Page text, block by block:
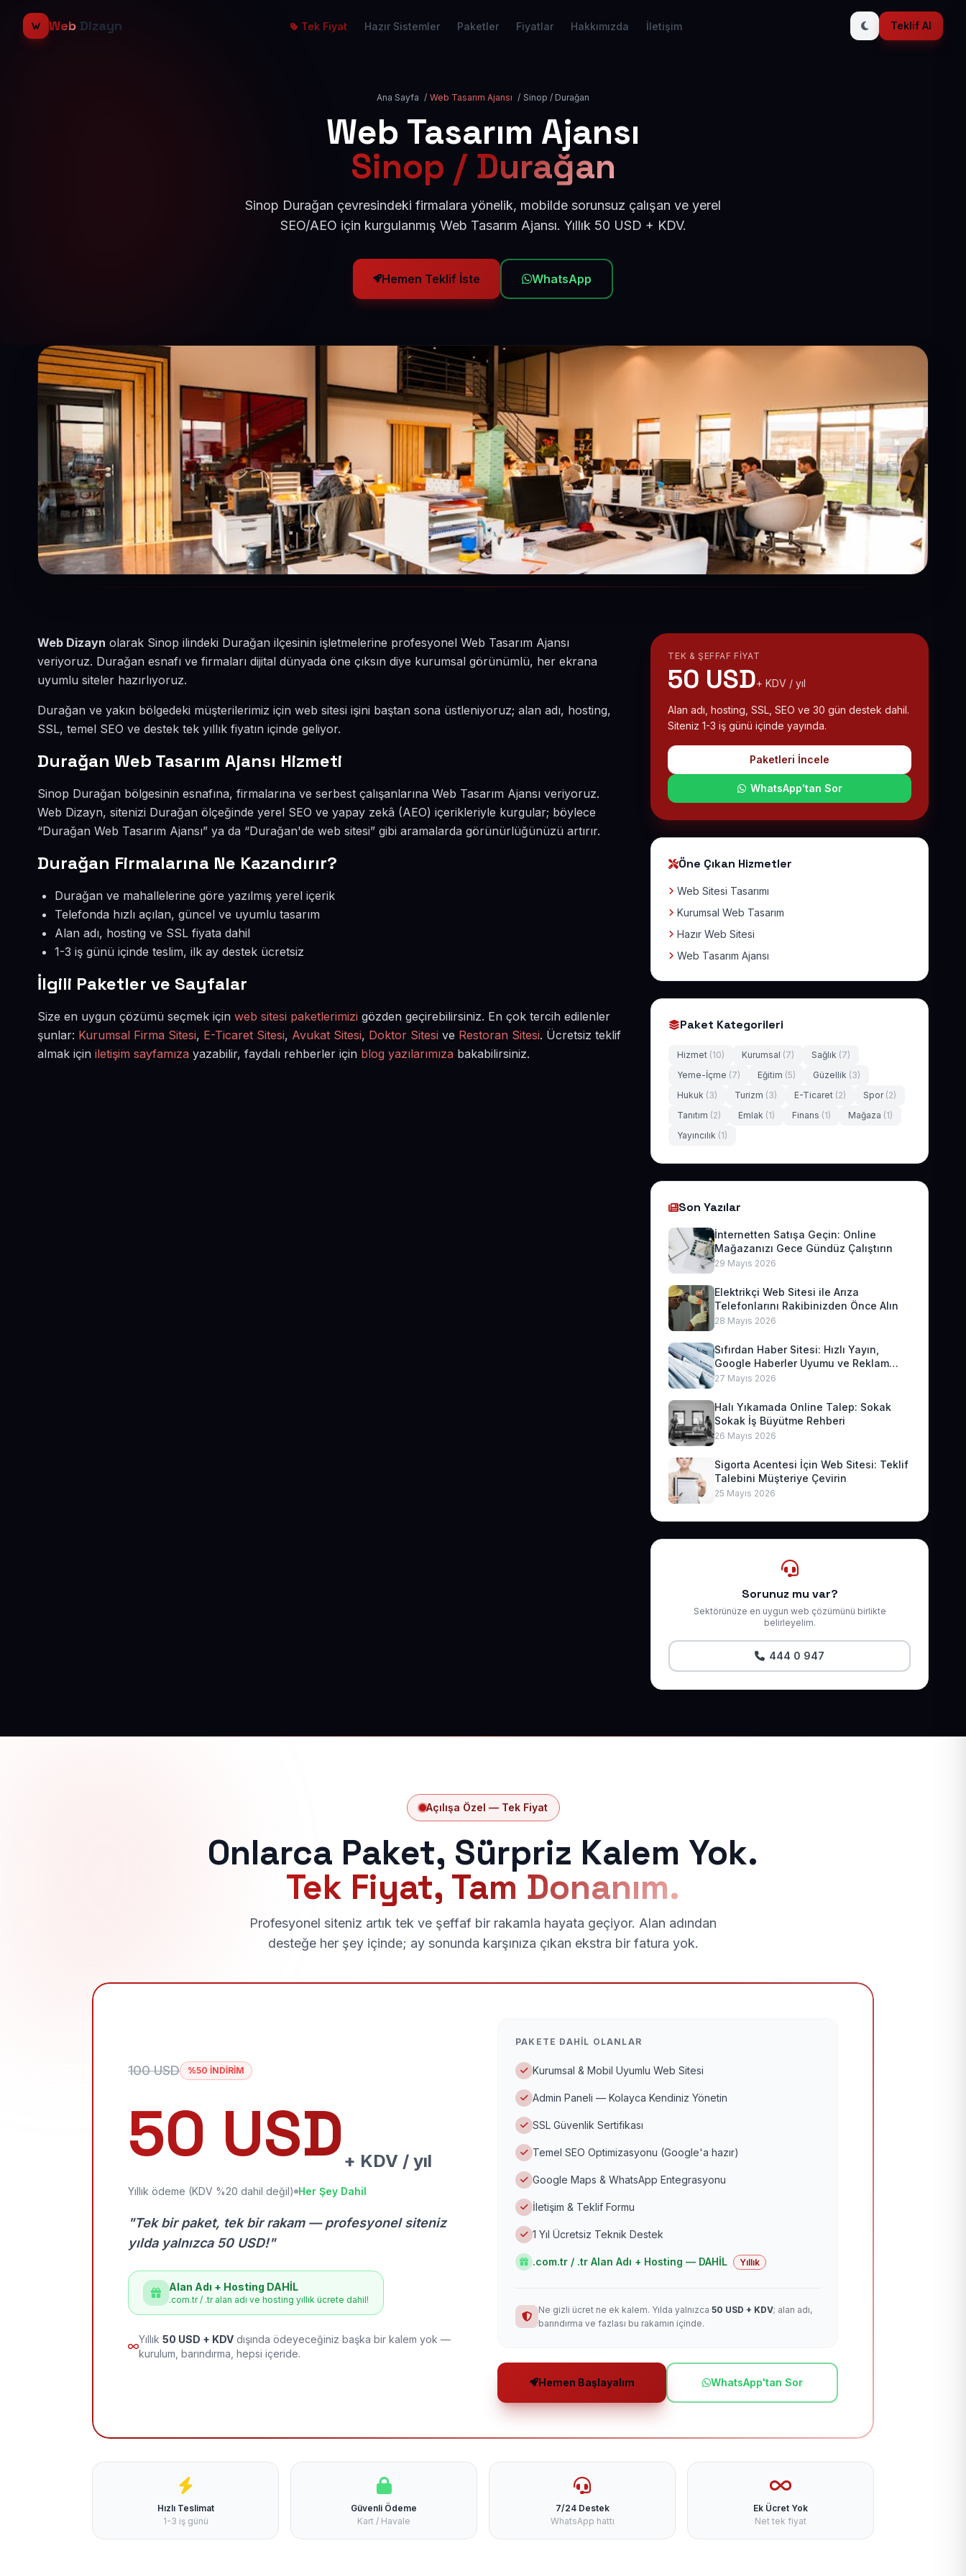
Web Dizayn Tek Fiyat Hazır Sistemler Paketler Fiyatlar Hakkımızda İletişim Teklif Al
Ana Sayfa / Web Tasarım Ajansı / Sinop / Durağan
Web Tasarım Ajansı
Sinop / Durağan
Sinop Durağan çevresindeki firmalara yönelik, mobilde sorunsuz çalışan ve yerel
SEO/AEO için kurgulanmış Web Tasarım Ajansı. Yıllık 50 USD + KDV.
Hemen Teklif İste WhatsApp
Web Dizayn olarak Sinop ilindeki Durağan ilçesinin işletmelerine profesyonel Web Tasarım Ajansı
veriyoruz. Durağan esnafı ve firmaları dijital dünyada öne çıksın diye kurumsal görünümlü, her ekrana
uyumlu siteler hazırlıyoruz.
Durağan ve yakın bölgedeki müşterilerimiz için web sitesi işini baştan sona üstleniyoruz; alan adı, hosting,
SSL, temel SEO ve destek tek yıllık fiyatın içinde geliyor.
Durağan Web Tasarım Ajansı Hizmeti
Sinop Durağan bölgesinin esnafına, firmalarına ve serbest çalışanlarına Web Tasarım Ajansı veriyoruz.
Web Dizayn, sitenizi Durağan ölçeğinde yerel SEO ve yapay zekâ (AEO) içerikleriyle kurgular; böylece
“Durağan Web Tasarım Ajansı” ya da “Durağan'de web sitesi” gibi aramalarda görünürlüğünüzü artırır.
Durağan Firmalarına Ne Kazandırır?
Durağan ve mahallelerine göre yazılmış yerel içerik
Telefonda hızlı açılan, güncel ve uyumlu tasarım
Alan adı, hosting ve SSL fiyata dahil
1-3 iş günü içinde teslim, ilk ay destek ücretsiz
İlgili Paketler ve Sayfalar
Size en uygun çözümü seçmek için web sitesi paketlerimizi gözden geçirebilirsiniz. En çok tercih edilenler
şunlar: Kurumsal Firma Sitesi, E-Ticaret Sitesi, Avukat Sitesi, Doktor Sitesi ve Restoran Sitesi. Ücretsiz teklif
almak için iletişim sayfamıza yazabilir, faydalı rehberler için blog yazılarımıza bakabilirsiniz.
TEK & ŞEFFAF FIYAT
50 USD+ KDV / yıl
Alan adı, hosting, SSL, SEO ve 30 gün destek dahil.
Siteniz 1-3 iş günü içinde yayında.
Paketleri İncele
WhatsApp'tan Sor
Öne Çıkan Hizmetler
Web Sitesi Tasarımı
Kurumsal Web Tasarım
Hazır Web Sitesi
Web Tasarım Ajansı
Paket Kategorileri
Hizmet (10) Kurumsal (7) Sağlık (7)
Yeme-İçme (7) Eğitim (5) Güzellik (3)
Hukuk (3) Turizm (3) E-Ticaret (2) Spor (2)
Tanıtım (2) Emlak (1) Finans (1) Mağaza (1)
Yayıncılık (1)
Son Yazılar
İnternetten Satışa Geçin: Online
Mağazanızı Gece Gündüz Çalıştırın
29 Mayıs 2026
Elektrikçi Web Sitesi ile Arıza
Telefonlarını Rakibinizden Önce Alın
28 Mayıs 2026
Sıfırdan Haber Sitesi: Hızlı Yayın,
Google Haberler Uyumu ve Reklam
Geliri
27 Mayıs 2026
Halı Yıkamada Online Talep: Sokak
Sokak İş Büyütme Rehberi
26 Mayıs 2026
Sigorta Acentesi İçin Web Sitesi: Teklif
Talebini Müşteriye Çevirin
25 Mayıs 2026
Sorunuz mu var?
Sektörünüze en uygun web çözümünü birlikte
belirleyelim.
444 0 947
Açılışa Özel — Tek Fiyat
Onlarca Paket, Sürpriz Kalem Yok.
Tek Fiyat, Tam Donanım.
Profesyonel siteniz artık tek ve şeffaf bir rakamla hayata geçiyor. Alan adından
desteğe her şey içinde; ay sonunda karşınıza çıkan ekstra bir fatura yok.
100 USD %50 İNDİRİM
50 USD + KDV / yıl
Yıllık ödeme (KDV %20 dahil değil) Her Şey Dahil
"Tek bir paket, tek bir rakam — profesyonel siteniz
yılda yalnızca 50 USD!"
Alan Adı + Hosting DAHİL
.com.tr / .tr alan adı ve hosting yıllık ücrete dahil!
Yıllık 50 USD + KDV dışında ödeyeceğiniz başka bir kalem yok —
kurulum, barındırma, hepsi içeride.
PAKETE DAHIL OLANLAR
Kurumsal & Mobil Uyumlu Web Sitesi
Admin Paneli — Kolayca Kendiniz Yönetin
SSL Güvenlik Sertifikası
Temel SEO Optimizasyonu (Google'a hazır)
Google Maps & WhatsApp Entegrasyonu
İletişim & Teklif Formu
1 Yıl Ücretsiz Teknik Destek
.com.tr / .tr Alan Adı + Hosting — DAHİL Yıllık
Ne gizli ücret ne ek kalem. Yılda yalnızca 50 USD + KDV; alan adı,
barındırma ve fazlası bu rakamın içinde.
Hemen Başlayalım WhatsApp'tan Sor
Hızlı Teslimat
1-3 iş günü
Güvenli Ödeme
Kart / Havale
7/24 Destek
WhatsApp hattı
Ek Ücret Yok
Net tek fiyat